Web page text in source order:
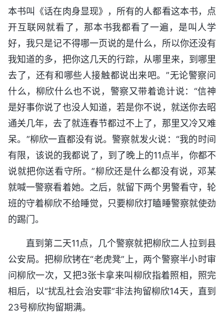
本书叫《话在肉身显现》，所有的人都看这本书，点
开互联网就看了，那本书我都看了一遍，是叫人学
好，我只是记不得哪一页说的是什么，所以你还没有
我知道的多，把你这几天的行踪，从哪里来，到哪里
去了，还有和哪些人接触都说出来吧。”无论警察问
什么，柳欣什么也不说，警察又带着诡计说：“信神
是好事你说了也没人知道，若是你不说，就送你去昭
通关几年，去了就连春节都过不上了，那里又冷又难
呆。”柳欣一直都没有说。警察就发火说：“我的时间
有限，该说的我都说了，到了晚上的11点半，你都不
说就把你送看守所。”柳欣还是什么都没有说，邓某
就喊一警察看着她。之后，就留下两个男警看守，轮
班的守着柳欣不给睡觉，只要柳欣打瞌睡警察就使劲
的踢门。
直到第二天11点，几个警察就把柳欣二人拉到县
公安局。把柳欣铐在“老虎凳”上，两个警察半小时审
问柳欣一次，又把3张卡拿来叫柳欣指着照相，照完
相后，以“扰乱社会治安罪”非法拘留柳欣14天，直到
23号柳欣拘留期满。